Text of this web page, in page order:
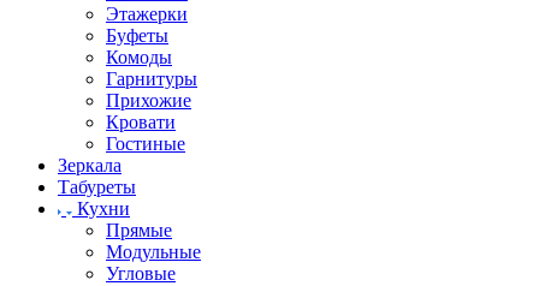
Этажерки
Буфеты
Комоды
Гарнитуры
Прихожие
Кровати
Гостиные
Зеркала
Табуреты
Кухни
Прямые
Модульные
Угловые